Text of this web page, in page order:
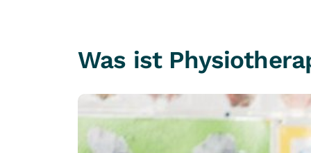
Was ist